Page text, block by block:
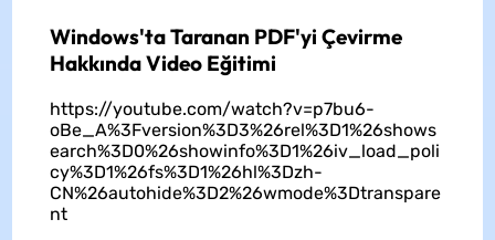
Windows'ta Taranan PDF'yi Çevirme
Hakkında Video Eğitimi
https://youtube.com/watch?v=p7bu6-
oBe_A%3Fversion%3D3%26rel%3D1%26shows
earch%3D0%26showinfo%3D1%26iv_load_poli
cy%3D1%26fs%3D1%26hl%3Dzh-
CN%26autohide%3D2%26wmode%3Dtranspare
nt